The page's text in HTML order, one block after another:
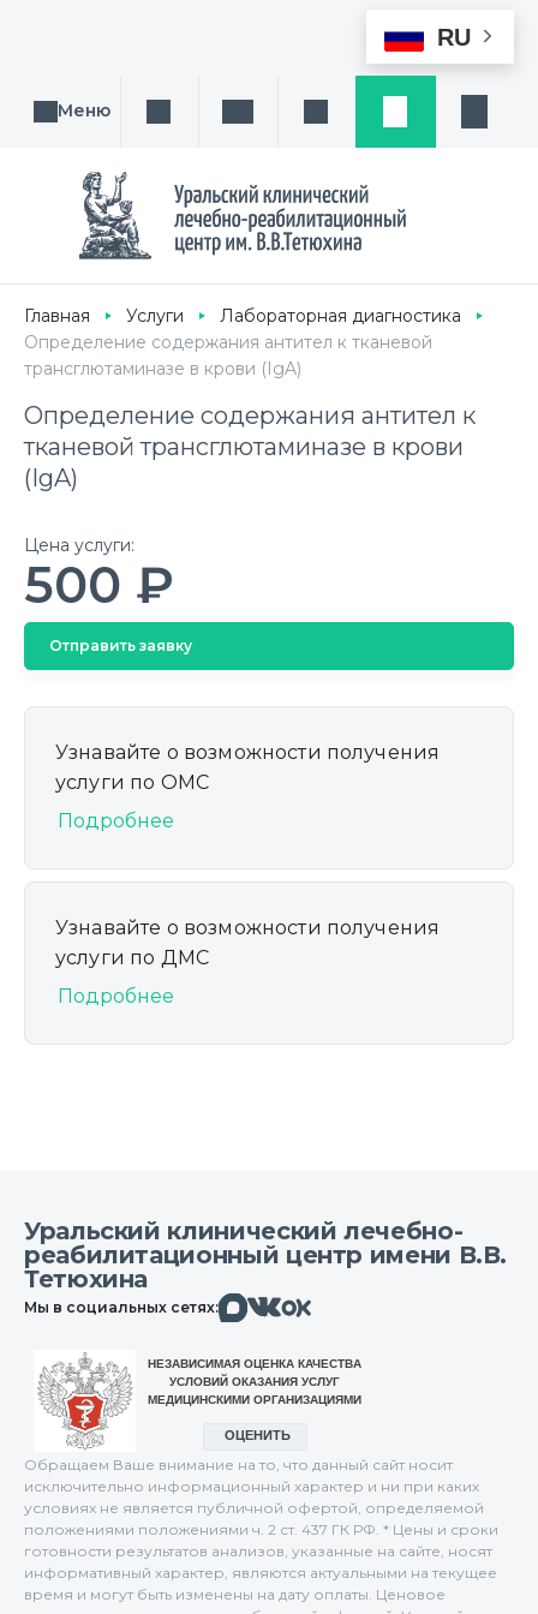
RU
Меню Поиск услуги, направления или врача
Написать намЗаказ звонка
Главная Услуги
Лабораторная диагностика
Определение содержания антител к тканевой
трансглютаминазе в крови (IgA)
Определение содержания антител к
тканевой трансглютаминазе в крови
(IgA)
Цена услуги:
500 ₽
Отправить заявку
Узнавайте о возможности получения
услуги по ОМС
Подробнее
Узнавайте о возможности получения
услуги по ДМС
Подробнее
Уральский клинический лечебно-
реабилитационный центр имени В.В.
Тетюхина
Мы в социальных сетях:МаксВконтактеОдноклассники
Обращаем Ваше внимание на то, что данный сайт носит
исключительно информационный характер и ни при каких
условиях не является публичной офертой, определяемой
положениями положениями ч. 2 ст. 437 ГК РФ. * Цены и сроки
готовности результатов анализов, указанные на сайте, носят
информативный характер, являются актуальными на текущее
время и могут быть изменены на дату оплаты. Ценовое